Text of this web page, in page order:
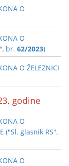
O
O
br.62/2023)
O ŽELEZNICI
godine
O
("Sl. glasnik RS",
O